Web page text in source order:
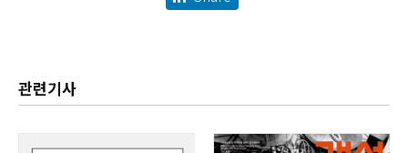
관련기사